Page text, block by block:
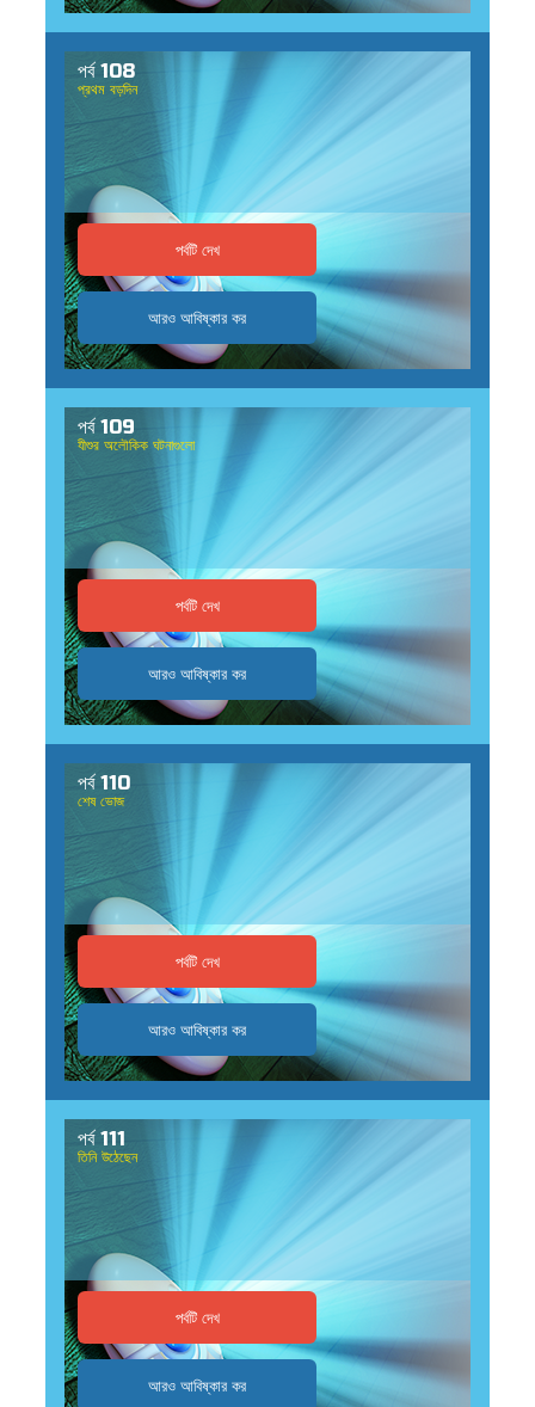
পর্ব 108
প্রথম বড়দিন
পর্বটি দেখ
আরও আবিষ্কার কর
পর্ব 109
যীশুর অলৌকিক ঘটনাগুলো
পর্বটি দেখ
আরও আবিষ্কার কর
পর্ব 110
শেষ ভোজ
পর্বটি দেখ
আরও আবিষ্কার কর
পর্ব 111
তিনি উঠেছেন
পর্বটি দেখ
আরও আবিষ্কার কর